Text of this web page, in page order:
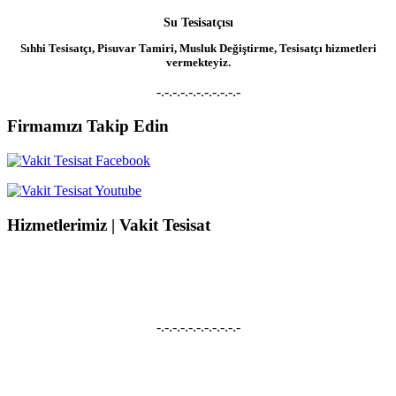
Su Tesisatçısı
Sıhhi Tesisatçı, Pisuvar Tamiri, Musluk Değiştirme, Tesisatçı hizmetleri
vermekteyiz.
-.-.-.-.-.-.-.-.-.-.-
Firmamızı Takip Edin
Hizmetlerimiz | Vakit Tesisat
-.-.-.-.-.-.-.-.-.-.-